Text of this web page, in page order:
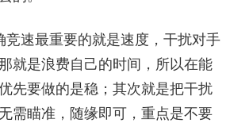
竞速最重要的就是速度，干扰对手
就是浪费自己的时间，所以在能
先要做的是稳；其次就是把干扰
需瞄准，随缘即可，重点是不要